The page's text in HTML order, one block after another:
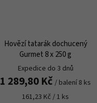
Hovězí tatarák dochucený
Gurmet 8 x 250 g
Expedice do 3 dnů
1 289,80 Kč / balení 8 ks
161,23 Kč / 1 ks